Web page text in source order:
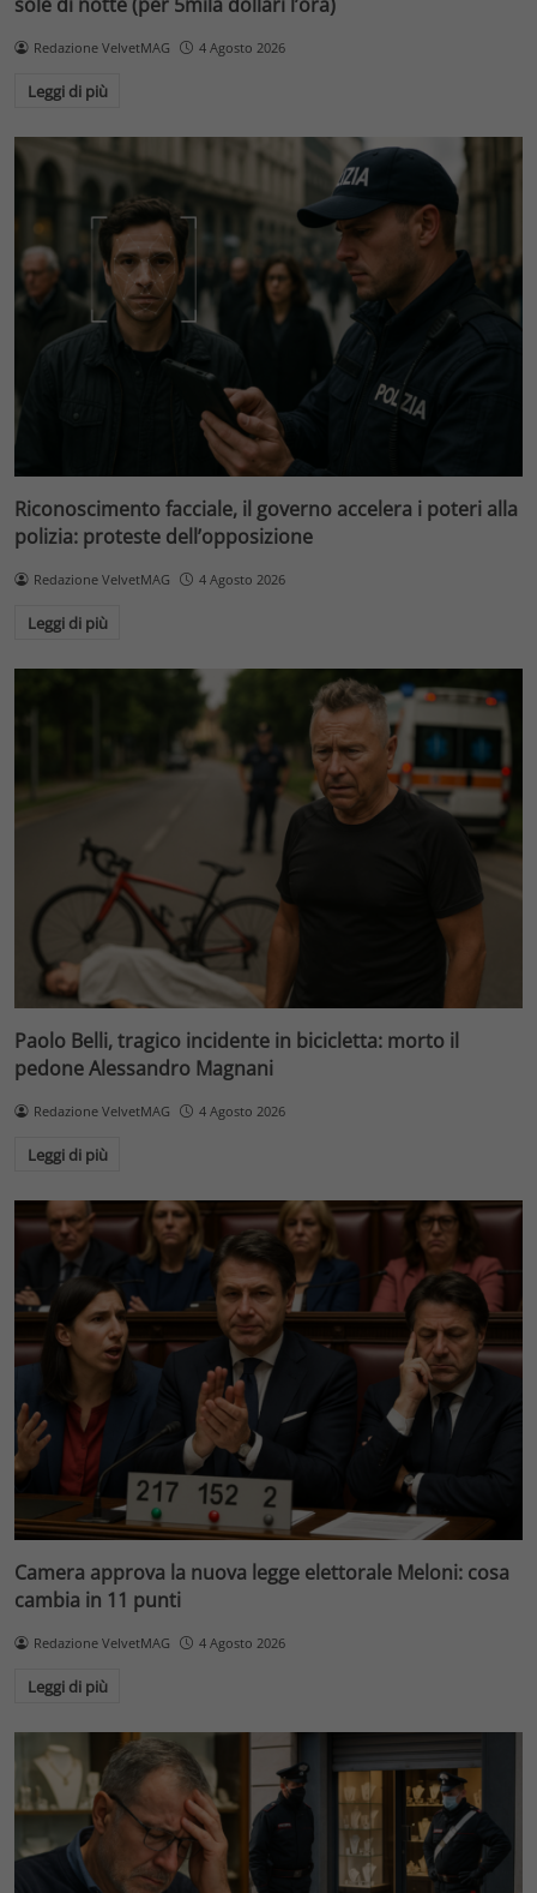
Redazione VelvetMAG 4 Agosto 2026
Leggi di più
Riconoscimento facciale, il governo accelera i poteri alla
polizia: proteste dell’opposizione
Redazione VelvetMAG 4 Agosto 2026
Leggi di più
Paolo Belli, tragico incidente in bicicletta: morto il
pedone Alessandro Magnani
Redazione VelvetMAG 4 Agosto 2026
Leggi di più
Camera approva la nuova legge elettorale Meloni: cosa
cambia in 11 punti
Redazione VelvetMAG 4 Agosto 2026
Leggi di più